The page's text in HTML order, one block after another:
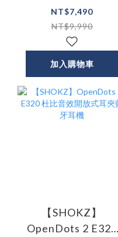
5 Pro Max AI降噪真
無線藍牙耳機
NT$7,490
NT$9,990
加入購物車
【SHOKZ】
OpenDots 2 E320